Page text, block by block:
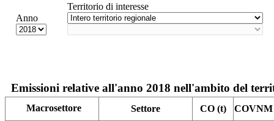
Anno
Territorio di interesse
Emissioni relative all'anno 2018 nell'ambito del
Macrosettore Settore CO (t)
COVNM